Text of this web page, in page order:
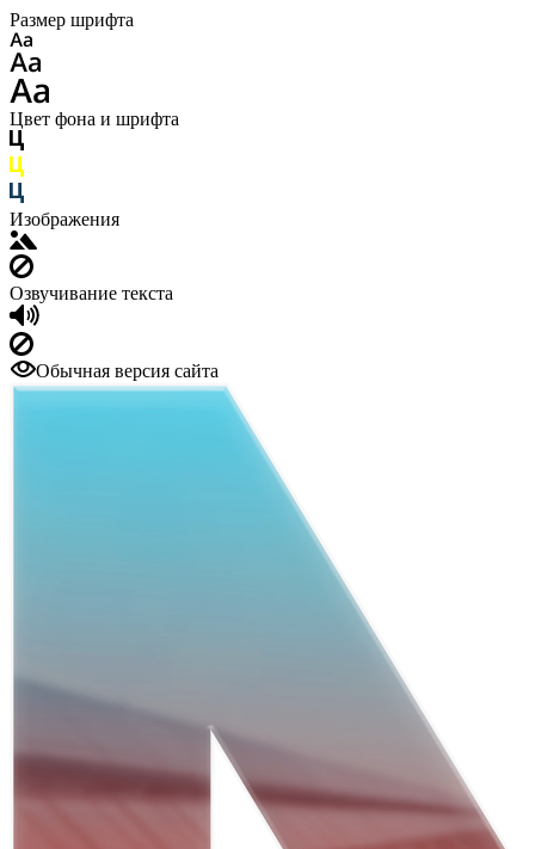
Размер шрифта
Цвет фона и шрифта
Изображения
Озвучивание текста
Обычная версия сайта